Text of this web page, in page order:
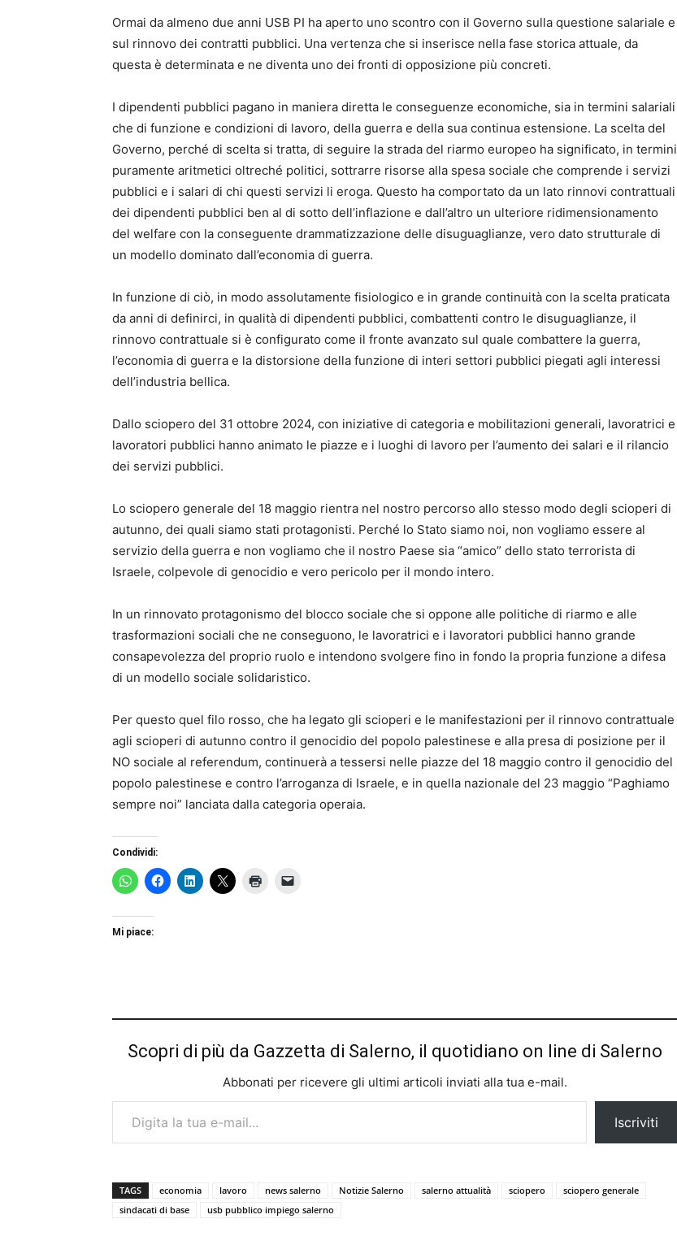
Ormai da almeno due anni USB PI ha aperto uno scontro con il Governo sulla questione salariale e
sul rinnovo dei contratti pubblici. Una vertenza che si inserisce nella fase storica attuale, da
questa è determinata e ne diventa uno dei fronti di opposizione più concreti.
I dipendenti pubblici pagano in maniera diretta le conseguenze economiche, sia in termini salariali
che di funzione e condizioni di lavoro, della guerra e della sua continua estensione. La scelta del
Governo, perché di scelta si tratta, di seguire la strada del riarmo europeo ha significato, in termini
puramente aritmetici oltreché politici, sottrarre risorse alla spesa sociale che comprende i servizi
pubblici e i salari di chi questi servizi li eroga. Questo ha comportato da un lato rinnovi contrattuali
dei dipendenti pubblici ben al di sotto dell’inflazione e dall’altro un ulteriore ridimensionamento
del welfare con la conseguente drammatizzazione delle disuguaglianze, vero dato strutturale di
un modello dominato dall’economia di guerra.
In funzione di ciò, in modo assolutamente fisiologico e in grande continuità con la scelta praticata
da anni di definirci, in qualità di dipendenti pubblici, combattenti contro le disuguaglianze, il
rinnovo contrattuale si è configurato come il fronte avanzato sul quale combattere la guerra,
l’economia di guerra e la distorsione della funzione di interi settori pubblici piegati agli interessi
dell’industria bellica.
Dallo sciopero del 31 ottobre 2024, con iniziative di categoria e mobilitazioni generali, lavoratrici e
lavoratori pubblici hanno animato le piazze e i luoghi di lavoro per l’aumento dei salari e il rilancio
dei servizi pubblici.
Lo sciopero generale del 18 maggio rientra nel nostro percorso allo stesso modo degli scioperi di
autunno, dei quali siamo stati protagonisti. Perché lo Stato siamo noi, non vogliamo essere al
servizio della guerra e non vogliamo che il nostro Paese sia “amico” dello stato terrorista di
Israele, colpevole di genocidio e vero pericolo per il mondo intero.
In un rinnovato protagonismo del blocco sociale che si oppone alle politiche di riarmo e alle
trasformazioni sociali che ne conseguono, le lavoratrici e i lavoratori pubblici hanno grande
consapevolezza del proprio ruolo e intendono svolgere fino in fondo la propria funzione a difesa
di un modello sociale solidaristico.
Per questo quel filo rosso, che ha legato gli scioperi e le manifestazioni per il rinnovo contrattuale
agli scioperi di autunno contro il genocidio del popolo palestinese e alla presa di posizione per il
NO sociale al referendum, continuerà a tessersi nelle piazze del 18 maggio contro il genocidio del
popolo palestinese e contro l’arroganza di Israele, e in quella nazionale del 23 maggio “Paghiamo
sempre noi” lanciata dalla categoria operaia.
Condividi:
Mi piace:
Scopri di più da Gazzetta di Salerno, il quotidiano on line di Salerno
Abbonati per ricevere gli ultimi articoli inviati alla tua e-mail.
Digita la tua e-mail...
Iscriviti
TAGS economia lavoro news salerno Notizie Salerno salerno attualità sciopero
sciopero generale
sindacati di base
usb pubblico impiego salerno